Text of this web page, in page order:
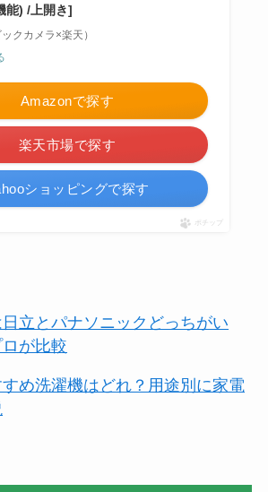
能) /上開き]
クカメラ×楽天）
Amazonで探す
楽天市場で探す
ショッピングで探す
ポチップ
立とパナソニックどっちがい
が比較
め洗濯機はどれ？用途別に家電